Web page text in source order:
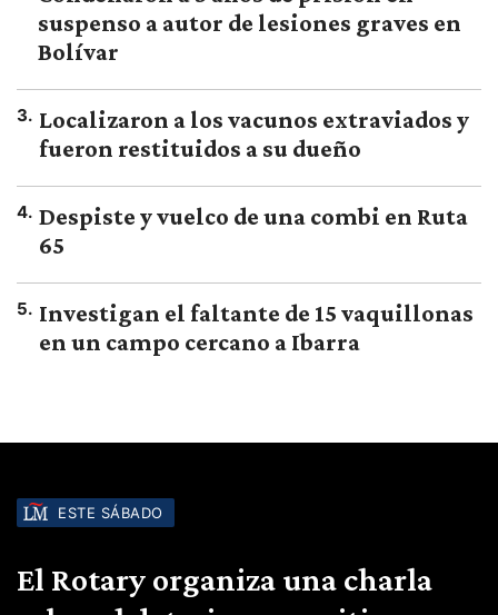
suspenso a autor de lesiones graves en
Bolívar
3. Localizaron a los vacunos extraviados y
fueron restituidos a su dueño
4. Despiste y vuelco de una combi en Ruta
65
5. Investigan el faltante de 15 vaquillonas
en un campo cercano a Ibarra
ESTE SÁBADO
El Rotary organiza una charla